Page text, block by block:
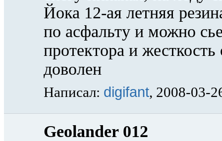
Йока 12-ая летняя
по асфальту и можно
протектора и
доволен
Написал: digifant, 2008-03-
Geolander 012